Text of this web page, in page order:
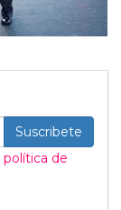
Suscribete
política de